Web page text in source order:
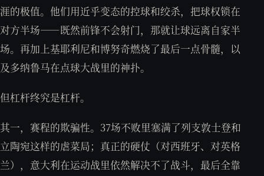
涯的极值。他们用近乎变态的控球和绞杀，把球权锁在
对方半场——既然前锋不会射门，那就让球远离自家半
场。再加上基耶利尼和博努奇燃烧了最后一点骨髓，以
及多纳鲁马在点球大战里的神扑。
但杠杆终究是杠杆。
其一，赛程的欺骗性。37场不败里塞满了列支敦士登和
立陶宛这样的虐菜局；真正的硬仗（对西班牙、对英格
兰），意大利在运动战里依然解决不了战斗，最后全靠